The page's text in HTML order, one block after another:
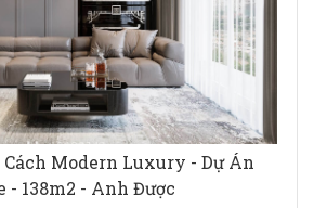
Modern Luxury - Dự Án
- 138m2 - Anh Được